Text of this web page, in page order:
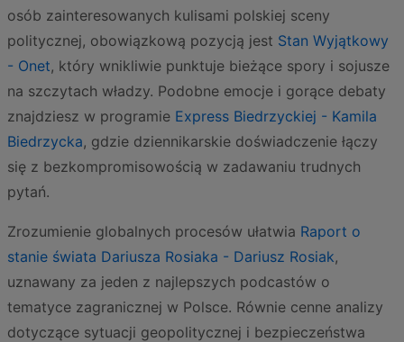
osób zainteresowanych kulisami polskiej sceny
politycznej, obowiązkową pozycją jest Stan Wyjątkowy
- Onet, który wnikliwie punktuje bieżące spory i sojusze
na szczytach władzy. Podobne emocje i gorące debaty
znajdziesz w programie Express Biedrzyckiej - Kamila
Biedrzycka, gdzie dziennikarskie doświadczenie łączy
się z bezkompromisowością w zadawaniu trudnych
pytań.
Zrozumienie globalnych procesów ułatwia Raport o
stanie świata Dariusza Rosiaka - Dariusz Rosiak,
uznawany za jeden z najlepszych podcastów o
tematyce zagranicznej w Polsce. Równie cenne analizy
dotyczące sytuacji geopolitycznej i bezpieczeństwa